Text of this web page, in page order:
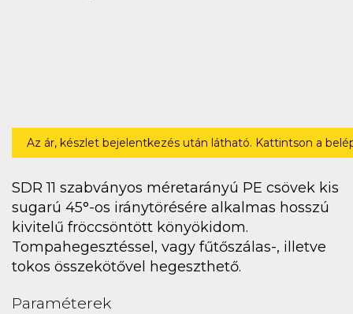
Az ár, készlet bejelentkezés után látható. Kattintson a
SDR 11 szabványos méretarányú PE csövek kis
sugarú 45°-os iránytörésére alkalmas hosszú
kivitelű fröccsöntött könyökidom.
Tompahegesztéssel, vagy fűtőszálas-, illetve
tokos összekötővel hegeszthető.
Paraméterek